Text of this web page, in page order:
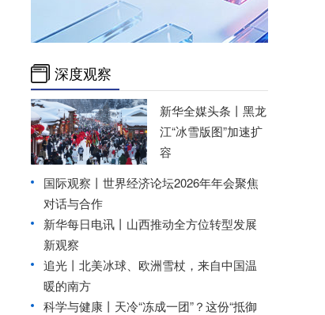
深度观察
新华全媒头条丨 黑龙
江“冰雪版图”加速扩
容
国际观察丨 世界经济论坛2026年年会聚焦
对话与合作
新华每日电讯丨 山西推动全方位转型发展
新观察
追光丨 北美冰球、欧洲雪杖，来自中国温
暖的南方
科学与健康丨天冷“冻成一团”？这份“抵御